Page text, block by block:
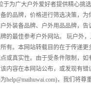
于为广大户外爱好者提供精心挑
的品牌，价格进行筛选决策，为
外装备品牌、户外用品品牌，
的最佳参考户外网站。 玩户外
有。本网站转载目的在于传递
或真实性。由于受条件限制，
内容在本网站公布，或发现有错
help@maihuwai.com)，我们将